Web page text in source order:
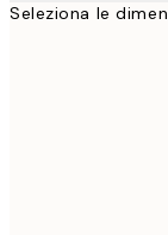
Seleziona le